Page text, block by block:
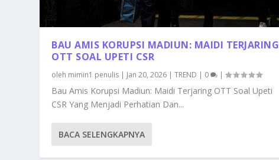
BAU AMIS KORUPSI MADIUN: MAIDI TERJARING
OTT SOAL UPETI CSR
oleh mimin1 penulis | Jan 20, 2026 |TREND | 0 |
Bau Amis Korupsi Madiun: Maidi Terjaring OTT Soal Upeti
CSR Yang Menjadi Perhatian Dan...
BACA SELENGKAPNYA